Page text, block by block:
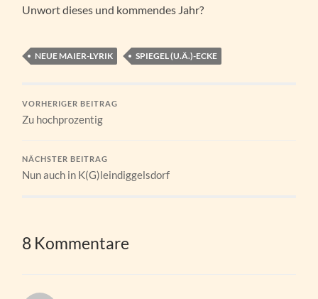
Unwort dieses und kommendes Jahr?
NEUE MAIER-LYRIK SPIEGEL (U.Ä.)-ECKE
VORHERIGER BEITRAG
Zu hochprozentig
NÄCHSTER BEITRAG
Nun auch in K(G)leindiggelsdorf
8 Kommentare